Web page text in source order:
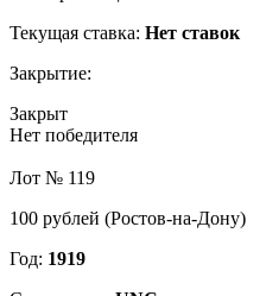
Текущая ставка: Нет ставок
Закрытие:
Закрыт
Нет победителя
Лот № 119
100 рублей (Ростов-на-Дону)
Год: 1919